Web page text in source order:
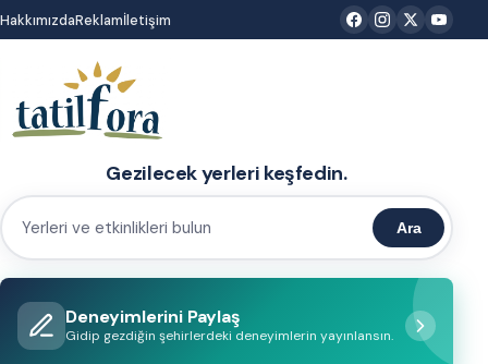
İçeriğe
atla
HakkımızdaReklamİletişim
Gezilecek yerleri keşfedin.
Yerleri
etkinlikleri
bulun
Ara
Deneyimlerini Paylaş
Gidip gezdiğin şehirlerdeki deneyimlerin yayınlansın.